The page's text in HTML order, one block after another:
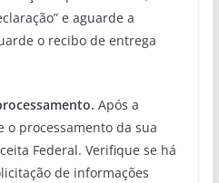
e aguarde a
o recibo de entrega
Após a
o processamento da sua
Federal. Verifique se há
de informações